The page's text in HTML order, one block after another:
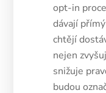
opt-in
dávají
chtějí
nejen
snižuje
budou